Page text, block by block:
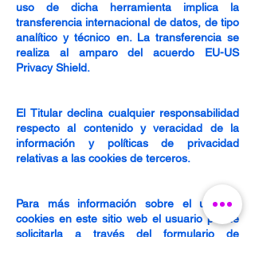
uso de dicha herramienta implica la
transferencia internacional de datos, de tipo
analítico y técnico en. La transferencia se
realiza al amparo del acuerdo EU-US
Privacy Shield.
El Titular declina cualquier responsabilidad
respecto al contenido y veracidad de la
información y políticas de privacidad
relativas a las cookies de terceros.
Para más información sobre el uso de
cookies en este sitio web el usuario puede
solicitarla a través del formulario de